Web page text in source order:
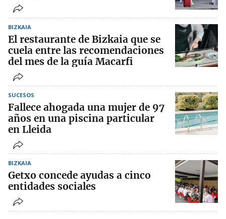
BIZKAIA
El restaurante de Bizkaia que se
cuela entre las recomendaciones
del mes de la guía Macarfi
SUCESOS
Fallece ahogada una mujer de 97
años en una piscina particular
en Lleida
BIZKAIA
Getxo concede ayudas a cinco
entidades sociales